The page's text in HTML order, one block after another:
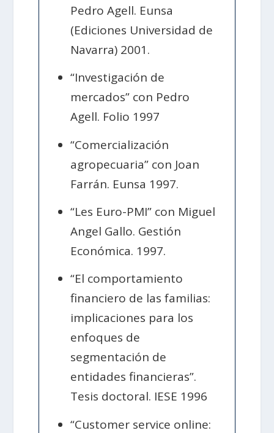
Pedro Agell. Eunsa
(Ediciones Universidad de
Navarra) 2001.
“Investigación de
mercados” con Pedro
Agell. Folio 1997
“Comercialización
agropecuaria” con Joan
Farrán. Eunsa 1997.
“Les Euro-PMI” con Miguel
Angel Gallo. Gestión
Económica. 1997.
“El comportamiento
financiero de las familias:
implicaciones para los
enfoques de
segmentación de
entidades financieras”.
Tesis doctoral. IESE 1996
“Customer service online: